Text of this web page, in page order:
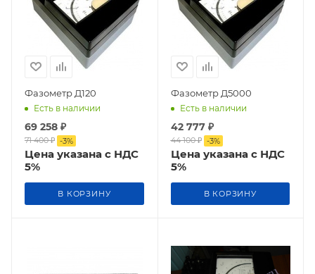
Фазометр Д120
Есть в наличии
69 258 ₽
71 400₽ -3%
Цена указана с НДС
5%
В КОРЗИНУ
Фазометр Д5000
Есть в наличии
42 777₽
44 100₽ -3%
Цена указана с НДС
5%
В КОРЗИНУ